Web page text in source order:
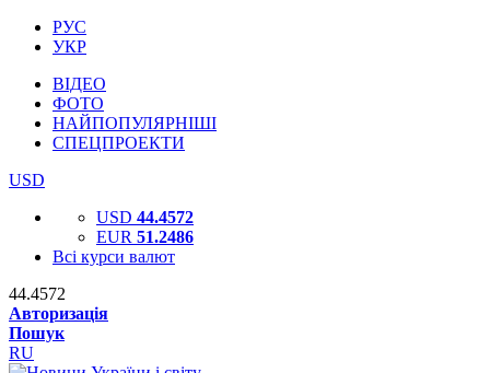
РУС
УКР
ВІДЕО
ФОТО
НАЙПОПУЛЯРНІШІ
СПЕЦПРОЕКТИ
USD
USD 44.4572
EUR 51.2486
Всі курси валют
44.4572
Авторизація
Пошук
RU